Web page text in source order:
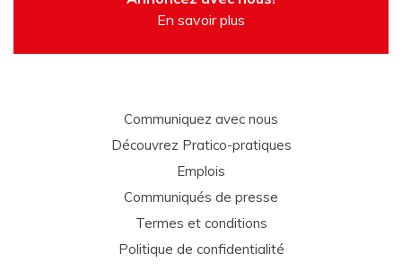
En savoir plus
Communiquez avec nous
Découvrez Pratico-pratiques
Emplois
Communiqués de presse
Termes et conditions
Politique de confidentialité